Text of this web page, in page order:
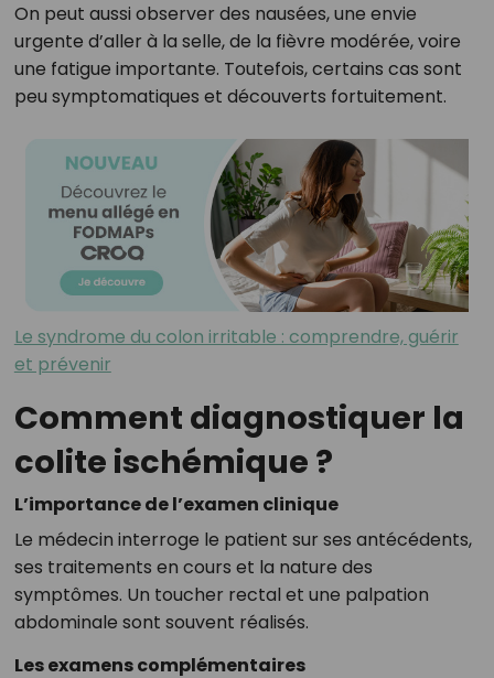
On peut aussi observer des nausées, une envie
urgente d’aller à la selle, de la fièvre modérée, voire
une fatigue importante. Toutefois, certains cas sont
peu symptomatiques et découverts fortuitement.
Le syndrome du colon irritable : comprendre, guérir
et prévenir
Comment diagnostiquer la
colite ischémique ?
L’importance de l’examen clinique
Le médecin interroge le patient sur ses antécédents,
ses traitements en cours et la nature des
symptômes. Un toucher rectal et une palpation
abdominale sont souvent réalisés.
Les examens complémentaires